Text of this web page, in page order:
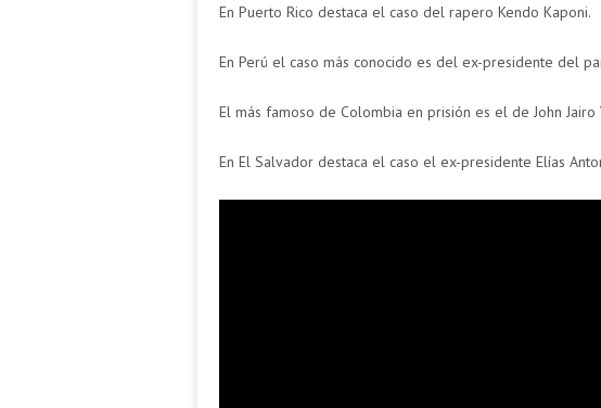
En Puerto Rico destaca el caso del rapero Kendo Kaponi.
En Perú el caso más conocido es del ex-presidente del
El más famoso de Colombia en prisión es el de John Jairo
En El Salvador destaca el caso el ex-presidente Elías